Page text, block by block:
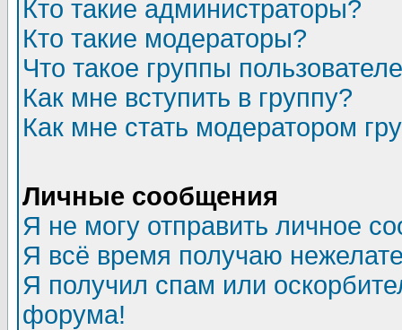
Кто такие администраторы?
Кто такие модераторы?
Что такое группы
Как мне вступить в группу?
Как мне стать модератором
Личные сообщения
Я не могу отправить личное
Я всё время получаю
Я получил спам или
форума!